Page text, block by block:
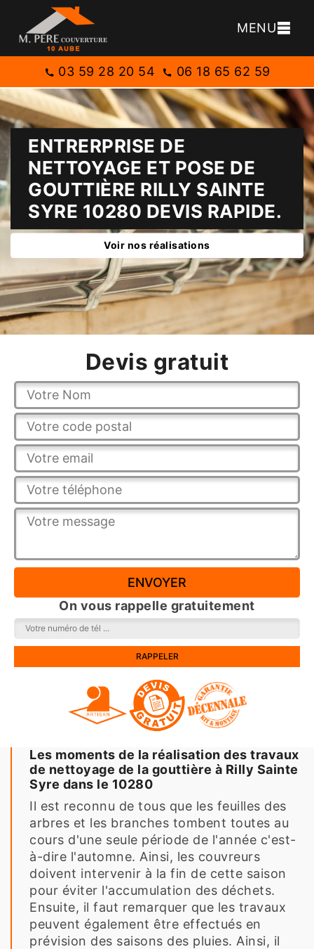
MENU
03 59 28 20 54 06 18 65 62 59
ENTRERPRISE DE
NETTOYAGE ET POSE DE
GOUTTIÈRE RILLY SAINTE
SYRE 10280 DEVIS RAPIDE.
Voir nos réalisations
Devis gratuit
On vous rappelle gratuitement
Les moments de la réalisation des travaux
de nettoyage de la gouttière à Rilly Sainte
Syre dans le 10280
Il est reconnu de tous que les feuilles des
arbres et les branches tombent toutes au
cours d'une seule période de l'année c'est-
à-dire l'automne. Ainsi, les couvreurs
doivent intervenir à la fin de cette saison
pour éviter l'accumulation des déchets.
Ensuite, il faut remarquer que les travaux
peuvent également être effectués en
prévision des saisons des pluies. Ainsi, il